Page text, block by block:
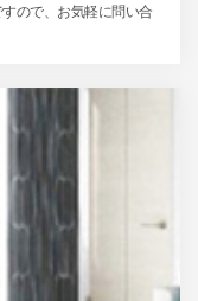
ので、お気軽に問い合